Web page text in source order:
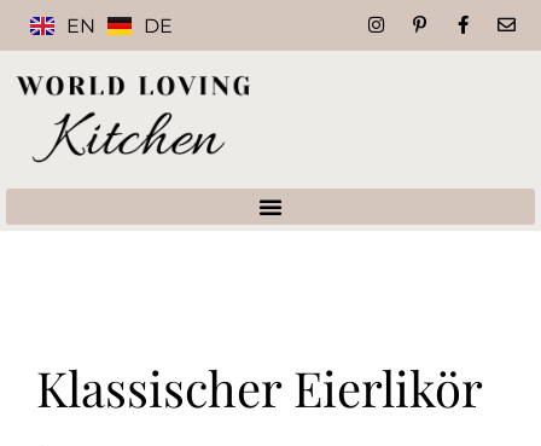
EN DE
Klassischer Eierlikör